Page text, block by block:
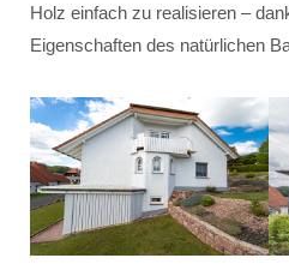
Holz einfach zu realisieren –
Eigenschaften des natürlichen